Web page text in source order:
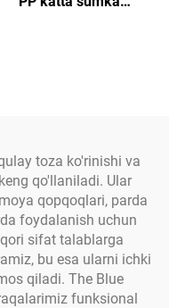
toza ko'rinishi va
qo'llaniladi. Ular
qopqoqlari, parda
foydalanish uchun
sifat talablarga
bu esa ularni ichki
qiladi. The Blue
funksional